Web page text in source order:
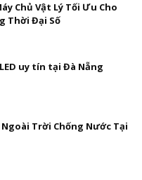
Chủ Vật Lý Tối Ưu Cho
Thời Đại Số
uy tín tại Đà Nẵng
Trời Chống Nước Tại